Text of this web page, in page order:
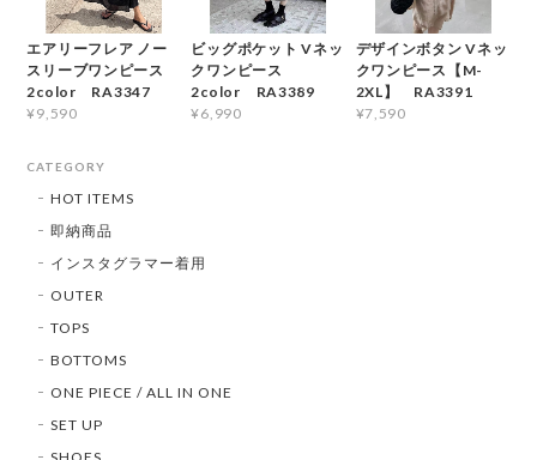
エアリーフレア ノー
スリーブワンピース
2color RA3347
¥9,590
ビッグポケット Vネッ
クワンピース
2color RA3389
¥6,990
デザインボタン Vネッ
クワンピース【M-
2XL】 RA3391
¥7,590
CATEGORY
HOT ITEMS
即納商品
インスタグラマー着用
OUTER
TOPS
BOTTOMS
ONE PIECE / ALL IN ONE
SET UP